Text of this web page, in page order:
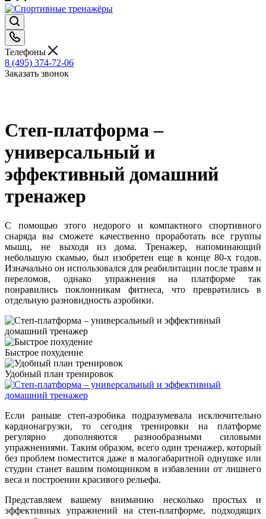
Телефоны
8 (495) 374-72-06
Заказать звонок
Степ-платформа –
универсальный и
эффективный домашний
тренажер
С помощью этого недорого и компактного спортивного
снаряда вы сможете качественно проработать все группы
мышц, не выходя из дома. Тренажер, напоминающий
небольшую скамью, был изобретен еще в конце 80-х годов.
Изначально он использовался для реабилитации после травм и
переломов, однако упражнения на платформе так
понравились поклонникам фитнеса, что превратились в
отдельную разновидность аэробики.
Быстрое похудение
Удобный план тренировок
Если раньше степ-аэробика подразумевала исключительно
кардионагрузки, то сегодня тренировки на платформе
регулярно дополняются разнообразными силовыми
упражнениями. Таким образом, всего один тренажер, который
без проблем поместится даже в малогабаритной однушке или
студии станет вашим помощником в избавлении от лишнего
веса и построении красивого рельефа.
Представляем вашему вниманию несколько простых и
эффективных упражнений на степ-платформе, подходящих